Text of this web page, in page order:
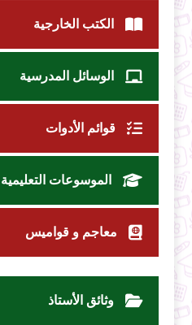
الكتب الخارجية
الوسائل المدرسية
قوائم الأدوات
الموسوعات التعليمية
معاجم و قواميس
وثائق الأستاذ